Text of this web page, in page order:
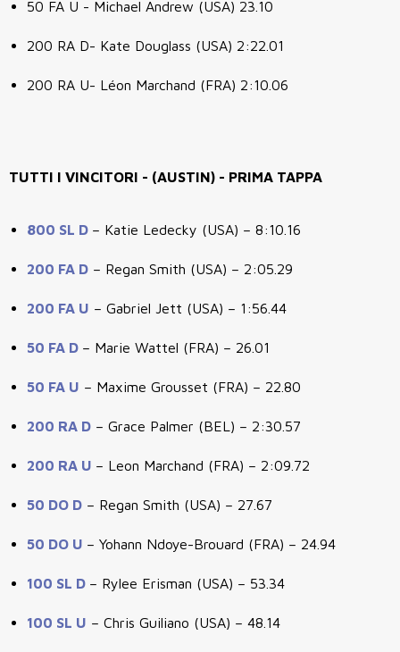
50 FA U - Michael Andrew (USA) 23.10
200 RA D- Kate Douglass (USA) 2:22.01
200 RA U- Léon Marchand (FRA) 2:10.06
TUTTI I VINCITORI - (AUSTIN) - PRIMA TAPPA
800 SL D – Katie Ledecky (USA) – 8:10.16
200 FA D – Regan Smith (USA) – 2:05.29
200 FA U – Gabriel Jett (USA) – 1:56.44
50 FA D – Marie Wattel (FRA) – 26.01
50 FA U – Maxime Grousset (FRA) – 22.80
200 RA D – Grace Palmer (BEL) – 2:30.57
200 RA U – Leon Marchand (FRA) – 2:09.72
50 DO D – Regan Smith (USA) – 27.67
50 DO U – Yohann Ndoye-Brouard (FRA) – 24.94
100 SL D – Rylee Erisman (USA) – 53.34
100 SL U – Chris Guiliano (USA) – 48.14